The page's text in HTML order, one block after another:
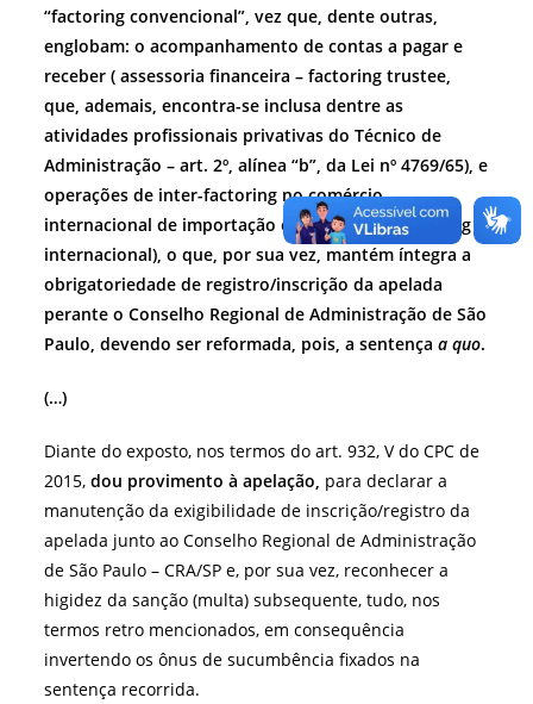
“factoring convencional”, vez que, dente outras,
englobam: o acompanhamento de contas a pagar e
receber ( assessoria financeira – factoring trustee,
que, ademais, encontra-se inclusa dentre as
atividades profissionais privativas do Técnico de
Administração – art. 2º, alínea “b”, da Lei nº 4769/65), e
operações de inter-factoring no comércio
internacional de importação e exportação (factoring
internacional), o que, por sua vez, mantém íntegra a
obrigatoriedade de registro/inscrição da apelada
perante o Conselho Regional de Administração de São
Paulo, devendo ser reformada, pois, a sentençaa quo.
(…)
Diante do exposto, nos termos do art. 932, V do CPC de
2015,dou provimento à apelação, para declarar a
manutenção da exigibilidade de inscrição/registro da
apelada junto ao Conselho Regional de Administração
de São Paulo – CRA/SP e, por sua vez, reconhecer a
higidez da sanção (multa) subsequente, tudo, nos
termos retro mencionados, em consequência
invertendo os ônus de sucumbência fixados na
sentença recorrida.